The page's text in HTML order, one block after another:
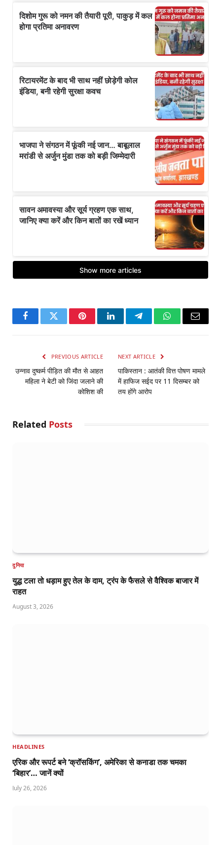
FacebookTwitter PinterestLinkedInTelegramWhatsApp
Email
PREVIOUS ARTICLE
उन्नाव दुष्कर्म पीड़ित की मौत से आहत
महिला ने बेटी को जिंदा जलाने की
कोशिश की
NEXT ARTICLE
पाकिस्तान : आतंकी वित्त पोषण मामले
में हाफिज सईद पर 11 दिसम्बर को
तय होंगे आरोप
Related Posts
दुनिया
युद्ध टला तो धड़ाम हुए तेल के दाम, ट्रंप के फैसले से वैश्विक बाजार में
राहत
August 3, 2026
HEADLINES
एरिक और रूपर्ट बने ‘क्रॉसकिंग’, अमेरिका से कनाडा तक चमका
‘बिहार’… जानें क्यों
July 26, 2026